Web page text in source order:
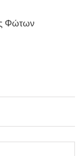
Φώτων